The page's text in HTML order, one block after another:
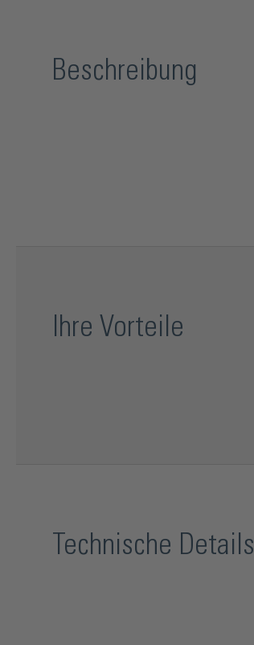
Beschreibung
Ihre Vorteile
Technische Details